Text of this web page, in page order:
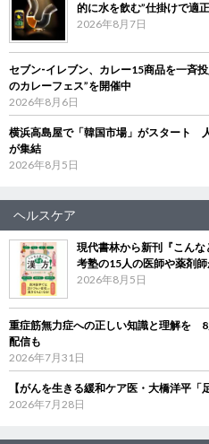
的に水を飲む”仕掛けで適
2026年8月7日
セブン‐イレブン、カレー15商品を一斉
のカレーフェス”を開催中
2026年8月6日
横浜高島屋で「韓国市場」がスタート
が集結
2026年8月5日
ヘルスケア
現代書林から新刊『こん
考塾の15人の医師や薬剤
2026年8月5日
重症筋無力症への正しい知識と理解を
配信も
2026年7月31日
【がんを生きる緩和ケア医・大橋洋平
2026年7月28日